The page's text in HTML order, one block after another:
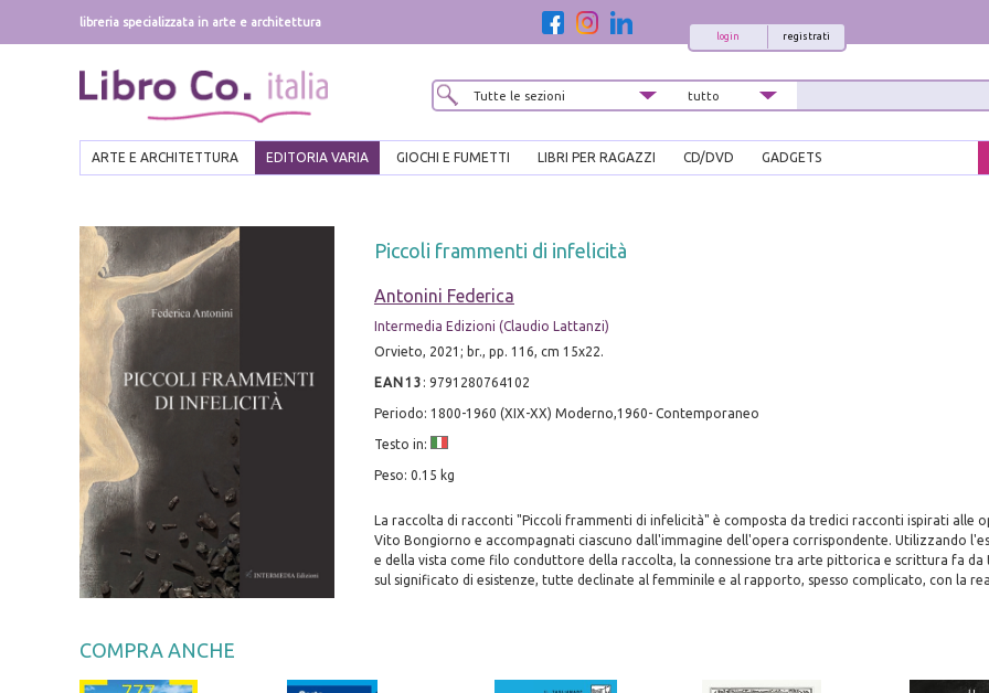
libreria specializzata in arte e architettura
registrati
login
ARTE E ARCHITETTURA EDITORIA VARIA GIOCHI E FUMETTI LIBRI PER RAGAZZI CD/DVD GADGETS
Piccoli frammenti di infelicità
Antonini Federica
Intermedia Edizioni (Claudio Lattanzi)
Orvieto, 2021; br., pp. 116, cm 15x22.
EAN13 : 9791280764102
Periodo: 1800-1960 (XIX-XX) Moderno,1960- Contemporaneo
Testo in:
Peso: 0.15 kg
La raccolta di racconti "Piccoli frammenti di infelicità" è composta da tredici racconti ispirati alle
Vito Bongiorno e accompagnati ciascuno dall'immagine dell'opera corrispondente. Utilizzando
e della vista come filo conduttore della raccolta, la connessione tra arte pittorica e scrittura fa da
sul significato di esistenze, tutte declinate al femminile e al rapporto, spesso complicato, con la
COMPRA ANCHE